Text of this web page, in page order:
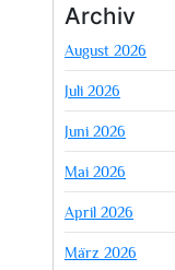
Archiv
August 2026
Juli 2026
Juni 2026
Mai 2026
April 2026
März 2026